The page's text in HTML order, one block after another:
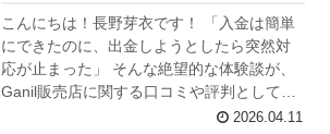
こんにちは！長野芽衣です！ 「入金は簡単
にできたのに、出金しようとしたら突然対
応が止まった」 そんな絶望的な体験談が、
Ganil販売店に関する口コミや評判として複
数のプラットフォームに投稿され続けてい
2026.04.11